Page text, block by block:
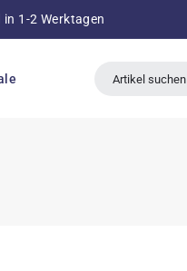
in 1-2 Werktagen
Artikel suchen